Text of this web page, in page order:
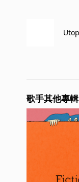
歌手其他專輯